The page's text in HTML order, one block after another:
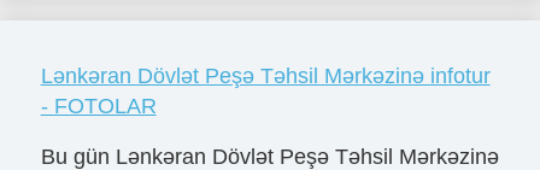
Lənkəran Dövlət Peşə Təhsil Mərkəzinə infotur
- FOTOLAR
Bu gün Lənkəran Dövlət Peşə Təhsil Mərkəzinə